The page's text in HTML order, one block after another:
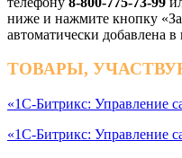
ниже и нажмите кнопку
автоматически добавлена в
ТОВАРЫ,
«1С-Битрикс: Управление
«1С-Битрикс: Управление